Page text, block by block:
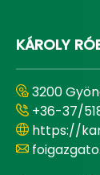
KÁROLY
3200
+36-37/
https://